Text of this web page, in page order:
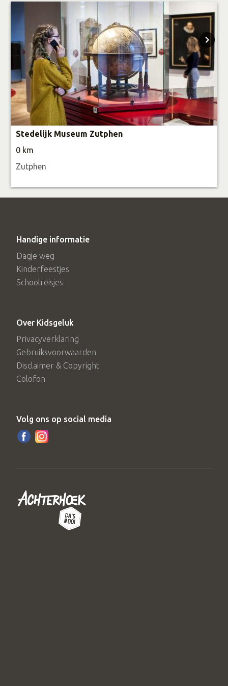
Stedelijk Museum Zutphen
0 km
Zutphen
Handige informatie
Dagje weg
Kinderfeestjes
Schoolreisjes
Over Kidsgeluk
Privacyverklaring
Gebruiksvoorwaarden
Disclaimer & Copyright
Colofon
Volg ons op social media